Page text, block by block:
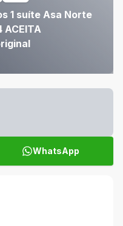
1 suíte Asa Norte
ACEITA
WhatsApp